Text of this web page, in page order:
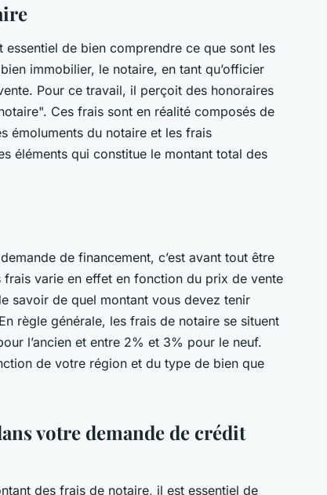
de bien comprendre ce que sont les
immobilier, le notaire, en tant qu’officier
Pour ce travail, il perçoit des honoraires
Ces frais sont en réalité composés de
émoluments du notaire et les frais
éléments qui constitue le montant total des
de financement, c’est avant tout être
varie en effet en fonction du prix de vente
savoir de quel montant vous devez tenir
règle générale, les frais de notaire se situent
l’ancien et entre 2% et 3% pour le neuf.
de votre région et du type de bien que
votre demande de crédit
des frais de notaire, il est essentiel de